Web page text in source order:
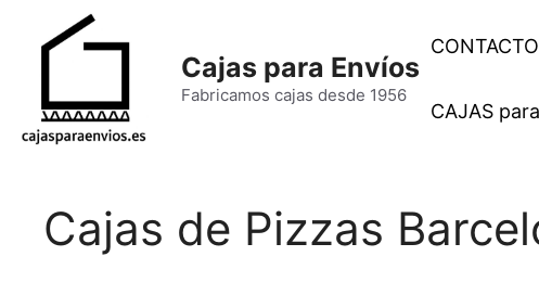
Cajas para Envíos
Fabricamos cajas desde 1956
CONTACTO
CAJAS
Cajas de Pizzas